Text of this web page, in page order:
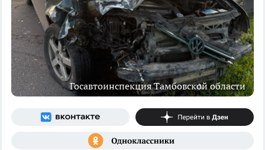
Госавтоинспекция Тамбовской области